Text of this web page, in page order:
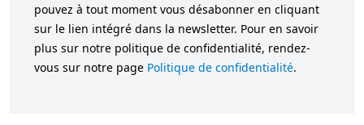
pouvez à tout moment vous désabonner en cliquant
sur le lien intégré dans la newsletter. Pour en savoir
plus sur notre politique de confidentialité, rendez-
vous sur notre page Politique de confidentialité.